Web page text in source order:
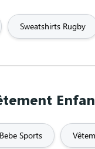
Sweatshirts Rugby
Sports